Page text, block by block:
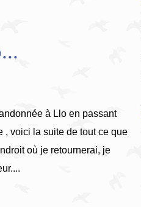
à Llo en passant
, voici la suite de tout ce que
où je retournerai, je